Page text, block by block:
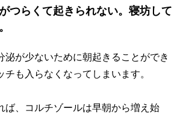
つらくて起きられない。寝坊して
泌が少ないために朝起きることができ
も入らなくなってしまいます。
ば、コルチゾールは早朝から増え始